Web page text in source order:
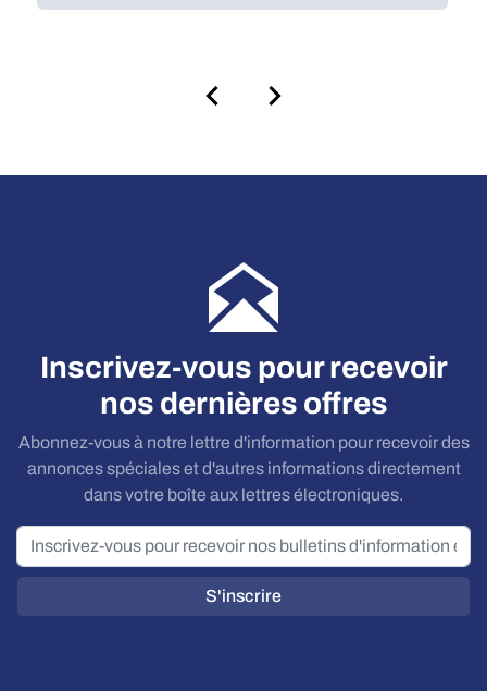
Inscrivez-vous pour recevoir
nos dernières offres
Abonnez-vous à notre lettre d'information pour recevoir des
annonces spéciales et d'autres informations directement
dans votre boîte aux lettres électroniques.
S'inscrire